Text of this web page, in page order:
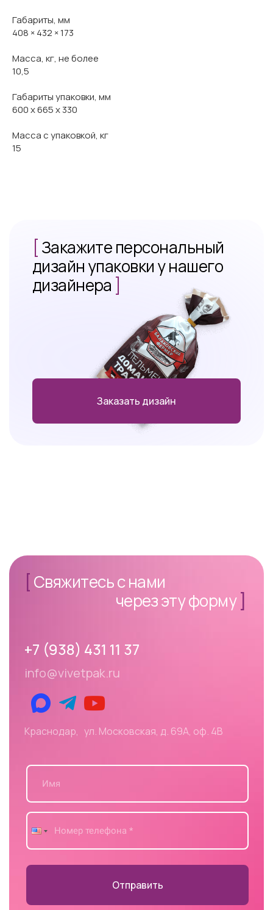
Габариты, мм
408 × 432 × 173
Масса, кг, не более
10,5
Габариты упаковки, мм
600 х 665 х 330
Масса с упаковкой, кг
15
[Закажите персональный
дизайн упаковки у нашего
дизайнера ]
Заказать дизайн
[Свяжитесь с нами
через эту форму]
+7 (938) 431 11 37
info@vivetpak.ru
Краснодар, ул. Московская, д. 69А, оф. 4В
Отправить